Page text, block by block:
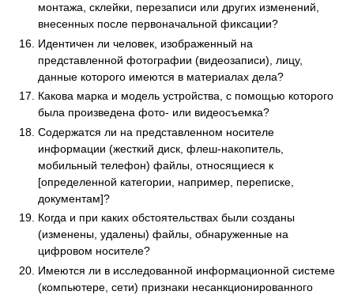
монтажа, склейки, перезаписи или других изменений,
внесенных после первоначальной фиксации?
Идентичен ли человек, изображенный на
представленной фотографии (видеозаписи), лицу,
данные которого имеются в материалах дела?
Какова марка и модель устройства, с помощью которого
была произведена фото- или видеосъемка?
Содержатся ли на представленном носителе
информации (жесткий диск, флеш-накопитель,
мобильный телефон) файлы, относящиеся к
[определенной категории, например, переписке,
документам]?
Когда и при каких обстоятельствах были созданы
(изменены, удалены) файлы, обнаруженные на
цифровом носителе?
Имеются ли в исследованной информационной системе
(компьютере, сети) признаки несанкционированного